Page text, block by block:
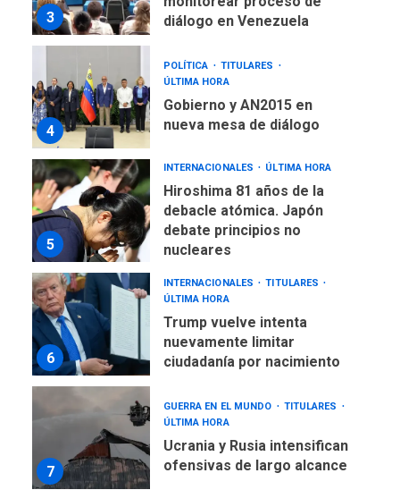
4
POLÍTICA
TITULARES
Gobierno y AN2015 en
nueva mesa de diálogo
5
INTERNACIONALES ÚLTIMA HORA
debacle atómica. Japón
debate principios no
nucleares
6
INTERNACIONALES
TITULARES
ÚLTIMA HORA
Trump vuelve intenta
nuevamente limitar
ciudadanía por nacimiento
GUERRA EN EL MUNDO
TITULARES
Ucrania y Rusia intensifican
ofensivas de largo alcance
NACIONALES
TITULARES